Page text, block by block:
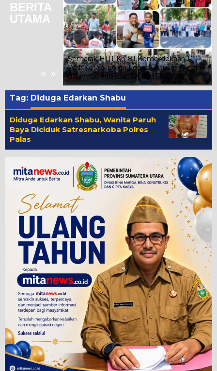
BERITA
UTAMA
« »
Semarak HUT Ke-81 Kemerdekaan RI,
Wali Kota Sibolga Lepas Ratusan Pelajar
dalam Lomba Lari 3K dan 5K
Tag: Diduga Edarkan Shabu
Diduga Edarkan Shabu, Wanita Paruh
Baya Diciduk Satresnarkoba Polres
Palas